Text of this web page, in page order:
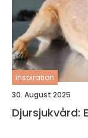
inspiration
30. August 2025
Djursjukvård: